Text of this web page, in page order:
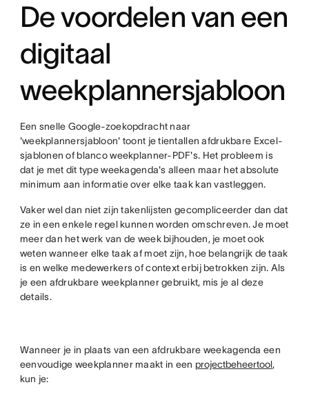
De voordelen van een
digitaal
weekplannersjabloon
Een snelle Google-zoekopdracht naar
'weekplannersjabloon' toont je tientallen afdrukbare Excel-
sjablonen of blanco weekplanner-PDF's. Het probleem is
dat je met dit type weekagenda's alleen maar het absolute
minimum aan informatie over elke taak kan vastleggen.
Vaker wel dan niet zijn takenlijsten gecompliceerder dan dat
ze in een enkele regel kunnen worden omschreven. Je moet
meer dan het werk van de week bijhouden, je moet ook
weten wanneer elke taak af moet zijn, hoe belangrijk de taak
is en welke medewerkers of context erbij betrokken zijn. Als
je een afdrukbare weekplanner gebruikt, mis je al deze
details.
Wanneer je in plaats van een afdrukbare weekagenda een
eenvoudige weekplanner maakt in een projectbeheertool,
kun je: